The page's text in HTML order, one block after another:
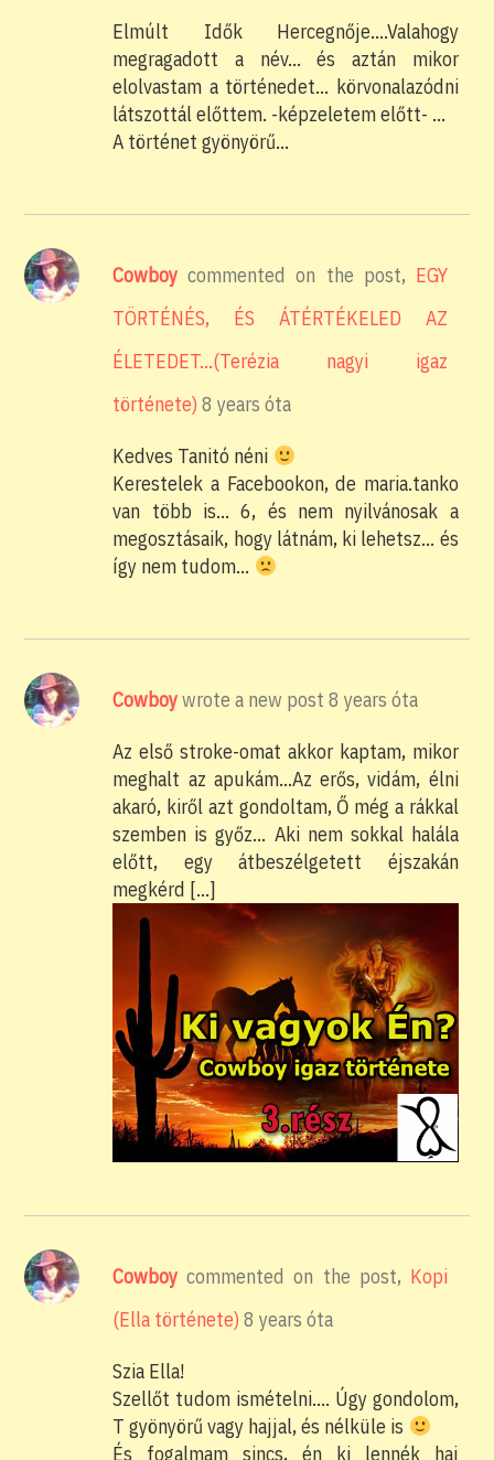
Elmúlt Idők Hercegnője….Valahogy
megragadott a név… és aztán mikor
elolvastam a történedet… körvonalazódni
látszottál előttem. -képzeletem előtt- …
A történet gyönyörű…
Cowboy commented on the post, EGY
TÖRTÉNÉS, ÉS ÁTÉRTÉKELED AZ
ÉLETEDET…(Terézia nagyi igaz
története) 8 years óta
Kedves Tanitó néni
Kerestelek a Facebookon, de maria.tanko
van több is… 6, és nem nyilvánosak a
megosztásaik, hogy látnám, ki lehetsz… és
így nem tudom…
Cowboywrote a new post8 years óta
Az első stroke-omat akkor kaptam, mikor
meghalt az apukám…Az erős, vidám, élni
akaró, kiről azt gondoltam, Ő még a rákkal
szemben is győz… Aki nem sokkal halála
előtt, egy átbeszélgetett éjszakán
megkérd […]
Cowboy commented on the post, Kopi
(Ella története) 8 years óta
Szia Ella!
Szellőt tudom ismételni…. Úgy gondolom,
T gyönyörű vagy hajjal, és nélküle is
És fogalmam sincs, én ki lennék haj